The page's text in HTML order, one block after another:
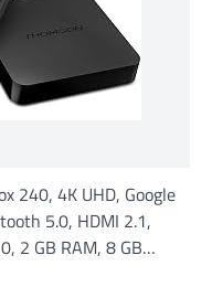
240, 4K UHD, Google
5.0, HDMI 2.1,
2 GB RAM, 8 GB